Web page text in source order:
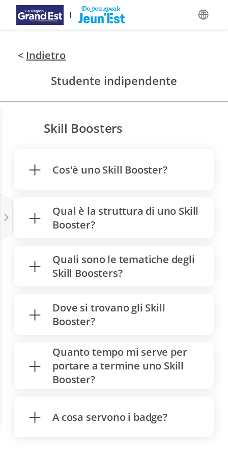
Vai ai contenuti principali
< Indietro
Studente indipendente
Skill Boosters
Cos'è uno Skill Booster?
Qual è la struttura di uno Skill
Booster?
Quali sono le tematiche degli
Skill Boosters?
Dove si trovano gli Skill
Booster?
Quanto tempo mi serve per
portare a termine uno Skill
Booster?
A cosa servono i badge?